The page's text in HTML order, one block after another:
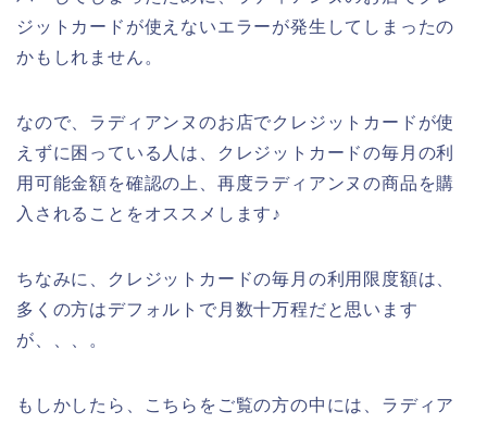
ジットカードが使えないエラーが発生してしまったの
かもしれません。
なので、ラディアンヌのお店でクレジットカードが使
えずに困っている人は、クレジットカードの毎月の利
用可能金額を確認の上、再度ラディアンヌの商品を購
入されることをオススメします♪
ちなみに、クレジットカードの毎月の利用限度額は、
多くの方はデフォルトで月数十万程だと思います
が、、、。
もしかしたら、こちらをご覧の方の中には、ラディア